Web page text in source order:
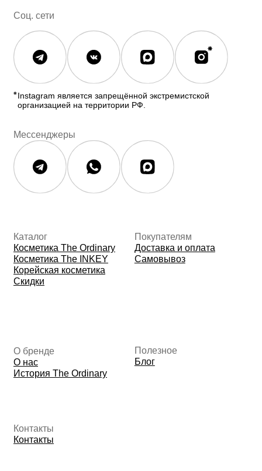
© 2026 The Ordinary Cosmetics
Юридическая документация
Политика конфиденциальности
Политика возврата и обмена
Контакты
Контакты
История The Ordinary
Данные о компании
325508100410286